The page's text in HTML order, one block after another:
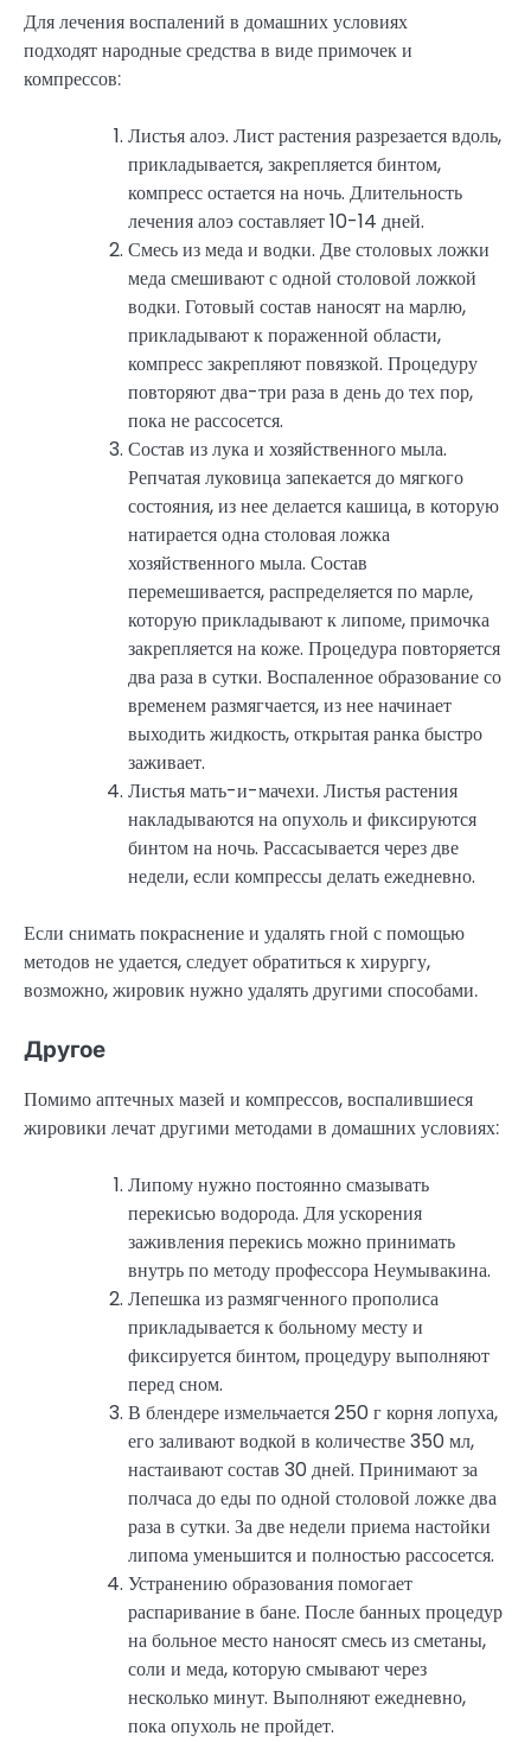
Для лечения воспалений в домашних условиях
подходят народные средства в виде примочек и
компрессов:
Листья алоэ. Лист растения разрезается вдоль,
прикладывается, закрепляется бинтом,
компресс остается на ночь. Длительность
лечения алоэ составляет 10-14 дней.
Смесь из меда и водки. Две столовых ложки
меда смешивают с одной столовой ложкой
водки. Готовый состав наносят на марлю,
прикладывают к пораженной области,
компресс закрепляют повязкой. Процедуру
повторяют два-три раза в день до тех пор,
пока не рассосется.
Состав из лука и хозяйственного мыла.
Репчатая луковица запекается до мягкого
состояния, из нее делается кашица, в которую
натирается одна столовая ложка
хозяйственного мыла. Состав
перемешивается, распределяется по марле,
которую прикладывают к липоме, примочка
закрепляется на коже. Процедура повторяется
два раза в сутки. Воспаленное образование со
временем размягчается, из нее начинает
выходить жидкость, открытая ранка быстро
заживает.
Листья мать-и-мачехи. Листья растения
накладываются на опухоль и фиксируются
бинтом на ночь. Рассасывается через две
недели, если компрессы делать ежедневно.
Если снимать покраснение и удалять гной с помощью
методов не удается, следует обратиться к хирургу,
возможно, жировик нужно удалять другими способами.
Другое
Помимо аптечных мазей и компрессов, воспалившиеся
жировики лечат другими методами в домашних условиях:
Липому нужно постоянно смазывать
перекисью водорода. Для ускорения
заживления перекись можно принимать
внутрь по методу профессора Неумывакина.
Лепешка из размягченного прополиса
прикладывается к больному месту и
фиксируется бинтом, процедуру выполняют
перед сном.
В блендере измельчается 250 г корня лопуха,
его заливают водкой в количестве 350 мл,
настаивают состав 30 дней. Принимают за
полчаса до еды по одной столовой ложке два
раза в сутки. За две недели приема настойки
липома уменьшится и полностью рассосется.
Устранению образования помогает
распаривание в бане. После банных процедур
на больное место наносят смесь из сметаны,
соли и меда, которую смывают через
несколько минут. Выполняют ежедневно,
пока опухоль не пройдет.